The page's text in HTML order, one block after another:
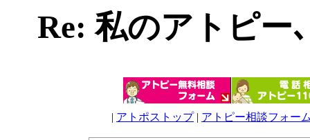
Re: 私のアトピー
| アトポストップ| アトピー相談フォー